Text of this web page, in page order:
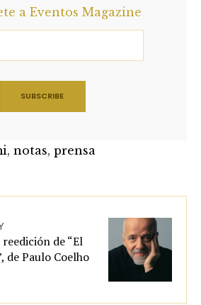
a Eventos Magazine
, notas, prensa
de “El
de Paulo Coelho